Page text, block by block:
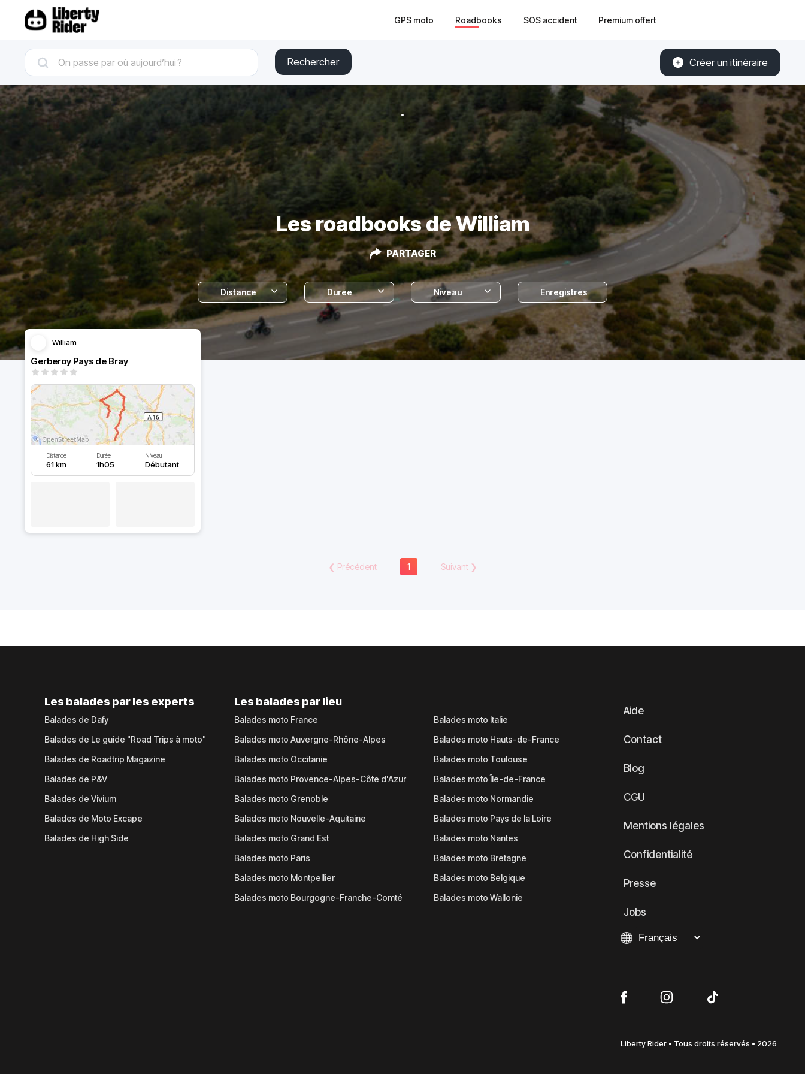
GPS moto Roadbooks SOS accident Premium offert
Rechercher Créer un itinéraire
Les roadbooks de William
PARTAGER
Distance Durée Niveau Enregistrés
William
Gerberoy Pays de Bray
Distance
61 km
Durée
1h05
Niveau
Débutant
❮ Précédent 1 Suivant❯
Les balades par les experts
Balades de Dafy
Balades de Le guide "Road Trips à moto"
Balades de Roadtrip Magazine
Balades de P&V
Balades de Vivium
Balades de Moto Excape
Balades de High Side
Les balades par lieu
Balades moto France
Balades moto Auvergne-Rhône-Alpes
Balades moto Occitanie
Balades moto Provence-Alpes-Côte d'Azur
Balades moto Grenoble
Balades moto Nouvelle-Aquitaine
Balades moto Grand Est
Balades moto Paris
Balades moto Montpellier
Balades moto Bourgogne-Franche-Comté
Balades moto Italie
Balades moto Hauts-de-France
Balades moto Toulouse
Balades moto Île-de-France
Balades moto Normandie
Balades moto Pays de la Loire
Balades moto Nantes
Balades moto Bretagne
Balades moto Belgique
Balades moto Wallonie
Aide
Contact
Blog
CGU
Mentions légales
Confidentialité
Presse
Jobs
Liberty Rider • Tous droits réservés • 2026